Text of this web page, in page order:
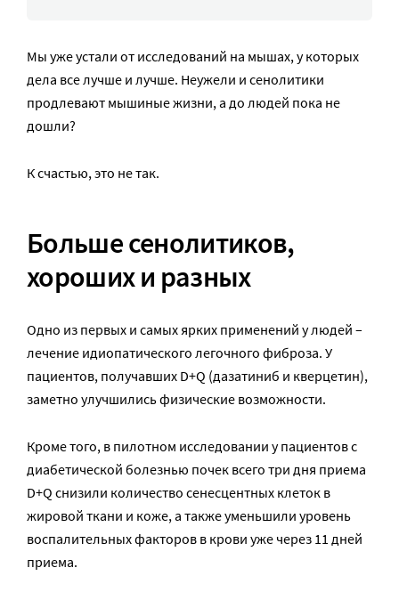
Мы уже устали от исследований на мышах, у которых
дела все лучше и лучше. Неужели и сенолитики
продлевают мышиные жизни, а до людей пока не
дошли?
К счастью, это не так.
Больше сенолитиков,
хороших и разных
Одно из первых и самых ярких применений у людей –
лечение идиопатического легочного фиброза. У
пациентов, получавших D+Q (дазатиниб и кверцетин),
заметно улучшились физические возможности.
Кроме того, в пилотном исследовании у пациентов с
диабетической болезнью почек всего три дня приема
D+Q снизили количество сенесцентных клеток в
жировой ткани и коже, а также уменьшили уровень
воспалительных факторов в крови уже через 11 дней
приема.